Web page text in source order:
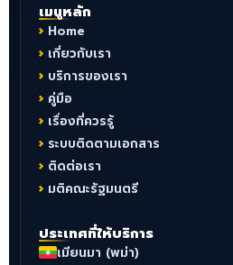
เมนูหลัก
Home
เกี่ยวกับเรา
บริการของเรา
คู่มือ
เรื่องที่ควรรู้
ระบบติดตามเอกสาร
ติดต่อเรา
มติคณะรัฐมนตรี
ประเทศที่ให้บริการ
เมียนมา (พม่า)